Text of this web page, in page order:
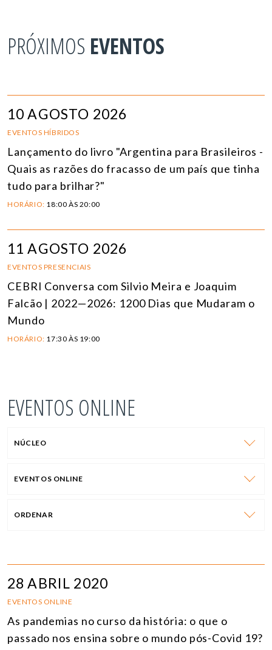
PRÓXIMOS EVENTOS
10 AGOSTO 2026
EVENTOS HÍBRIDOS
Lançamento do livro "Argentina para Brasileiros -
Quais as razões do fracasso de um país que tinha
tudo para brilhar?"
HORÁRIO: 18:00 ÀS 20:00
11 AGOSTO 2026
EVENTOS PRESENCIAIS
CEBRI Conversa com Silvio Meira e Joaquim
Falcão | 2022—2026: 1200 Dias que Mudaram o
Mundo
HORÁRIO: 17:30 ÀS 19:00
EVENTOS ONLINE
NÚCLEO
EVENTOS ONLINE
ORDENAR
28 ABRIL 2020
EVENTOS ONLINE
As pandemias no curso da história: o que o
passado nos ensina sobre o mundo pós-Covid 19?